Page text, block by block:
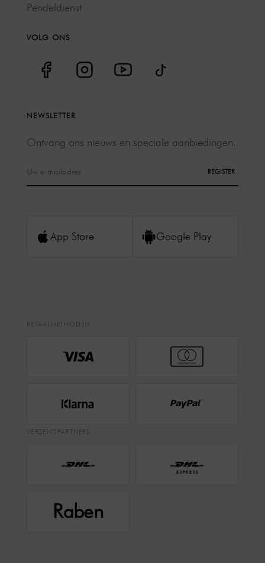
Pendeldienst
VOLG ONS
NEWSLETTER
Ontvang ons nieuws en speciale aanbiedingen.
REGISTER
App Store Google Play
BETAALMETHODEN
VERZENDPARTNERS
EXPRESS
Raben